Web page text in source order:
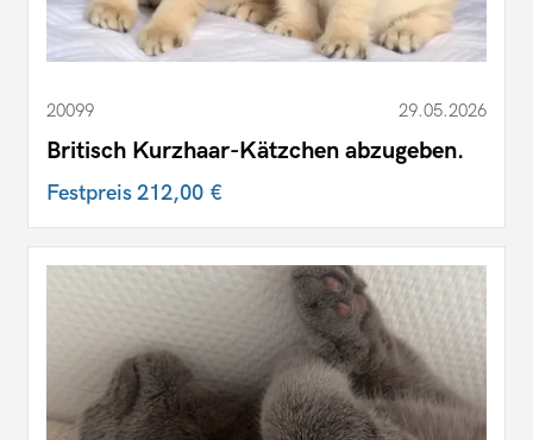
20099 29.05.2026
Britisch Kurzhaar-Kätzchen abzugeben.
Festpreis212,00 €